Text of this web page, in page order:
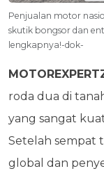
Penjualan motor
skutik bongsor dan
lengkapnya!-dok-
roda dua di
yang sangat
Setelah sempat
global dan